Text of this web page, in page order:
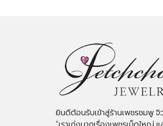
ยินดีต้อนรับเข้าสู่ร้านเพชรชมพู จิ